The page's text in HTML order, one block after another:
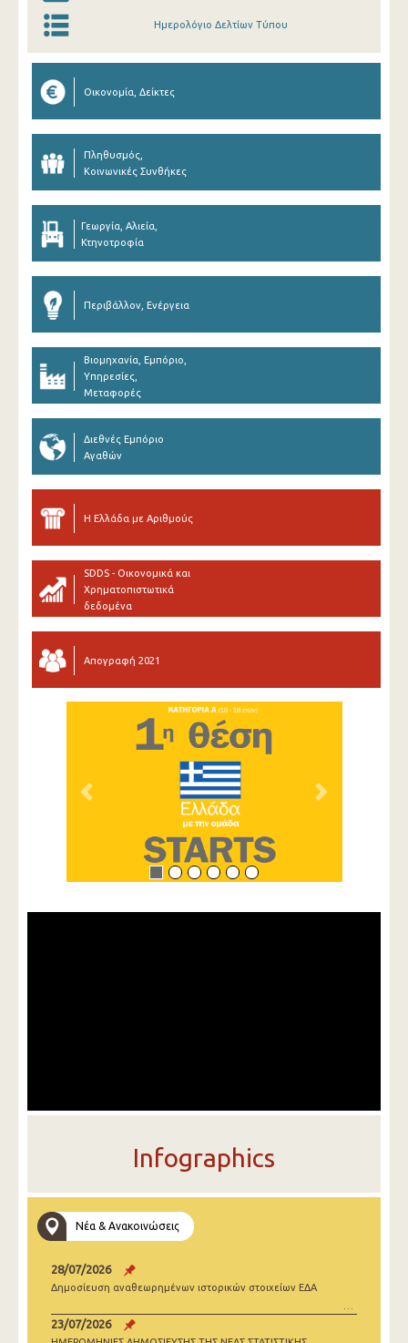
Ημερολόγιο Δελτίων Τύπου
Οικονομία, Δείκτες
Πληθυσμός,
Κοινωνικές Συνθήκες
Γεωργία, Αλιεία,
Κτηνοτροφία
Περιβάλλον, Ενέργεια
Βιομηχανία, Εμπόριο,
Υπηρεσίες,
Μεταφορές
Διεθνές Εμπόριο
Αγαθών
Η Ελλάδα με Αριθμούς
SDDS - Οικονομικά και
Χρηματοπιστωτικά
δεδομένα
Απογραφή 2021
Previous Next
Infographics
Νέα & Ανακοινώσεις
28/07/2026
Δημοσίευση αναθεωρημένων ιστορικών στοιχείων ΕΔΑ
23/07/2026